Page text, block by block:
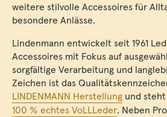
weitere stilvolle Accessoires für
besondere Anlässe.
Lindenmann entwickelt seit 1961
Accessoires mit Fokus auf
sorgfältige Verarbeitung und
Zeichen ist das
LINDENMANN Herstellung und
100 % echtes VoLLLeder. Neben